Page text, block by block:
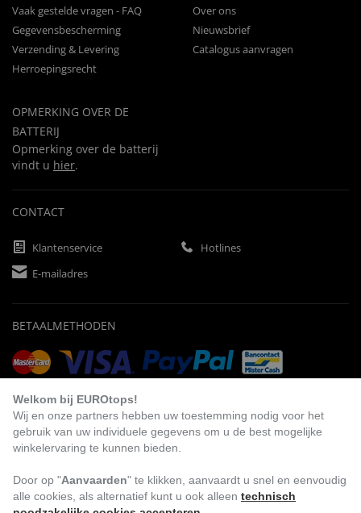
Vaak gestelde vragen - FAQ
Gegevensbescherming
Verzending & Levering
Herroepingsrecht
OPMERKING OVER DE
BATTERIJ
Opmerking over de batterij
vindt u hier.
Over ons
Nieuwsbrief
Catalogus aanvragen
CONTACT
Klantenservice
Hotlines
E-mailadres
BETAALMETHODEN
BEZOEK ONS
Welkom bij EUROtops!
Wij en onze partners hebben uw toestemming nodig voor het
gebruik van uw individuele gegevens om u de best mogelijke
winkelervaring te kunnen bieden.
Door op "Aanvaarden" te klikken, aanvaardt u snel en eenvoudig
alle cookies, als alternatief kunt u ook alleen technisch